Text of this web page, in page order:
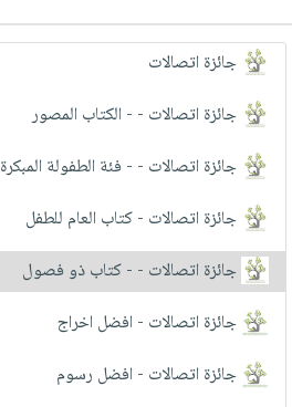
الأكثر
مبيعاً
جوائز
مخفض
عروض
خاصة
صفحات
مشوقة
إختياراتنا
كتب
الكترونية
الصفحة
صدر
حديثاً
مبيعاً
كتب
مجانية
إختياراتنا
بلا
كتب
صوتية
الصفحة
الرئيسية
masmu3
بلا
حدود
أسئلة
يتكرر
طرحها
أطفال
وناشئة
الصفحة
الرئيسية
الأكثر
وسائل
تعليمية
جائزة اتصالات
جائزة اتصالات - - الكتاب المصور
جائزة اتصالات - - فئة الطفولة المبكرة
جائزة اتصالات - كتاب العام للطفل
جائزة اتصالات - - كتاب ذو فصول
جائزة اتصالات - افضل اخراج
جائزة اتصالات - افضل رسوم